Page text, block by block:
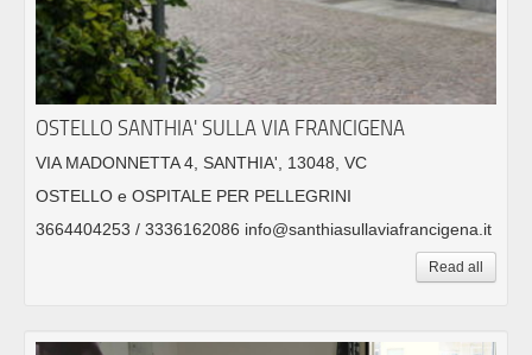
OSTELLO SANTHIA' SULLA VIA FRANCIGENA
VIA MADONNETTA 4, SANTHIA', 13048, VC
OSTELLO e OSPITALE PER PELLEGRINI
3664404253 / 3336162086 info@santhiasullaviafrancigena.it
Read all